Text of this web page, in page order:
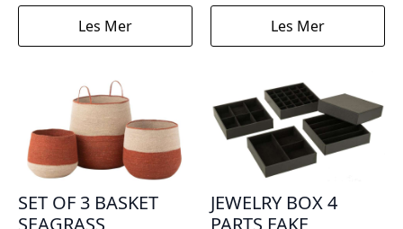
Les Mer Les Mer
SET OF 3 BASKET
JEWELRY BOX 4